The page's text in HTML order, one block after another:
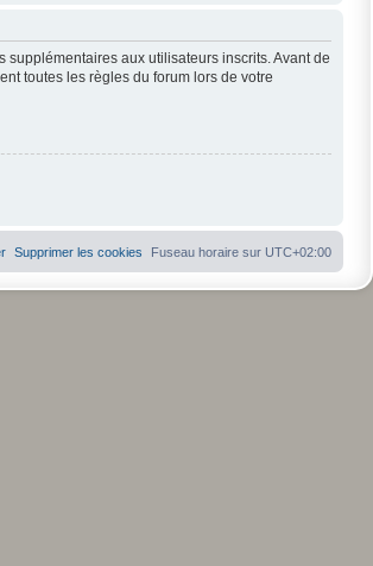
aux utilisateurs inscrits. Avant de
toutes les règles du forum lors de votre
Fuseau horaire sur UTC+02:00
Supprimer les cookies